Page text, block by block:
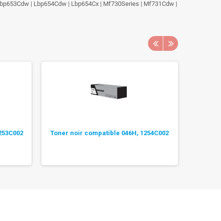
| Lbp654Cdw | Lbp654Cx | Mf730Series | Mf731Cdw |
Toner noir compatible 046H, 1254C002